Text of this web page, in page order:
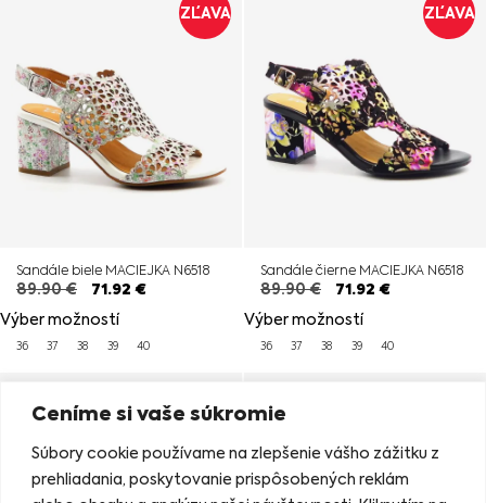
Ceníme si vaše súkromie
Súbory cookie používame na zlepšenie vášho zážitku z
prehliadania, poskytovanie prispôsobených reklám
ZĽAVA
Sandále biele MACIEJKA N6518
89.90€ 71.92 €
Výber možností
36 37 38 39 40
ZĽAVA
Sandále čierne MACIEJKA N6518
89.90€ 71.92 €
Výber možností
36 37 38 39 40
ZĽAVA